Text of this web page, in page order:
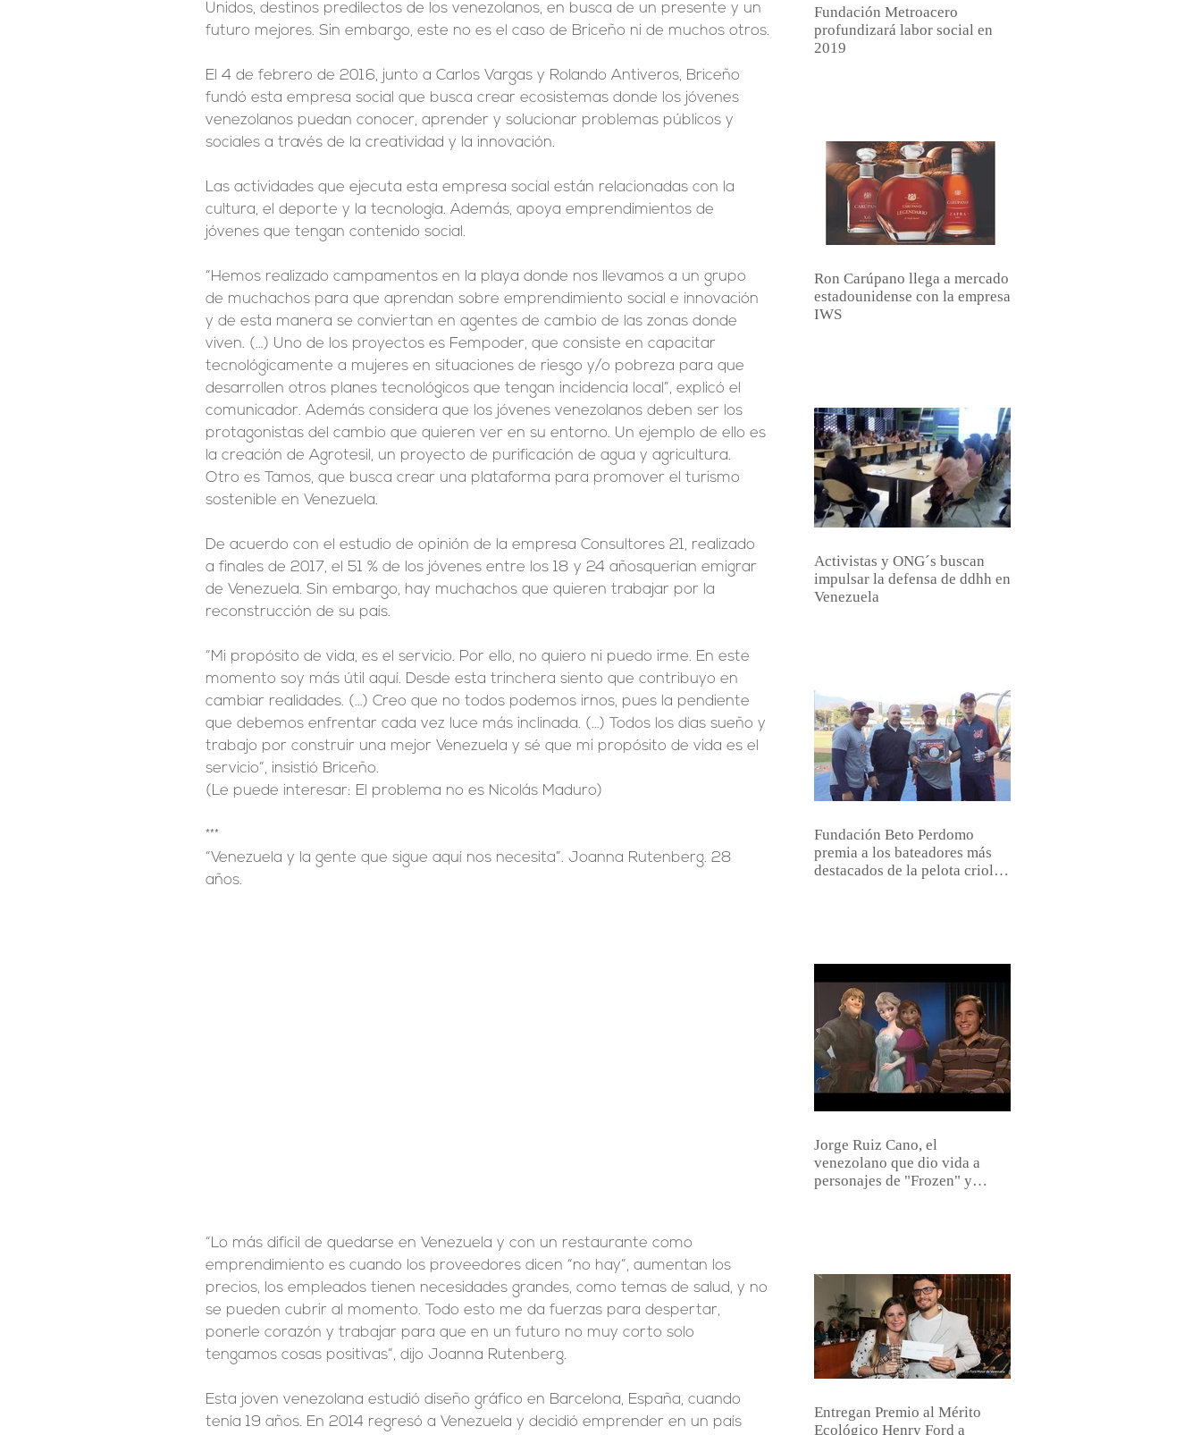
Unidos, destinos predilectos de los venezolanos, en busca de un presente y un
futuro mejores. Sin embargo, este no es el caso de Briceño ni de muchos otros.
El 4 de febrero de 2016, junto a Carlos Vargas y Rolando Antiveros, Briceño
fundó esta empresa social que busca crear ecosistemas donde los jóvenes
venezolanos puedan conocer, aprender y solucionar problemas públicos y
sociales a través de la creatividad y la innovación.
Las actividades que ejecuta esta empresa social están relacionadas con la
cultura, el deporte y la tecnología. Además, apoya emprendimientos de
jóvenes que tengan contenido social.
“Hemos realizado campamentos en la playa donde nos llevamos a un grupo
de muchachos para que aprendan sobre emprendimiento social e innovación
y de esta manera se conviertan en agentes de cambio de las zonas donde
viven. (…) Uno de los proyectos es Fempoder, que consiste en capacitar
tecnológicamente a mujeres en situaciones de riesgo y/o pobreza para que
desarrollen otros planes tecnológicos que tengan incidencia local”, explicó el
comunicador. Además considera que los jóvenes venezolanos deben ser los
protagonistas del cambio que quieren ver en su entorno. Un ejemplo de ello es
la creación de Agrotesil, un proyecto de purificación de agua y agricultura.
Otro es Tamos, que busca crear una plataforma para promover el turismo
sostenible en Venezuela.
De acuerdo con el estudio de opinión de la empresa Consultores 21, realizado
a finales de 2017, el 51 % de los jóvenes entre los 18 y 24 añosquerían emigrar
de Venezuela. Sin embargo, hay muchachos que quieren trabajar por la
reconstrucción de su país.
“Mi propósito de vida, es el servicio. Por ello, no quiero ni puedo irme. En este
momento soy más útil aquí. Desde esta trinchera siento que contribuyo en
cambiar realidades. (…) Creo que no todos podemos irnos, pues la pendiente
que debemos enfrentar cada vez luce más inclinada. (…) Todos los días sueño y
trabajo por construir una mejor Venezuela y sé que mi propósito de vida es el
servicio”, insistió Briceño.
(Le puede interesar: El problema no es Nicolás Maduro)
***
“Venezuela y la gente que sigue aquí nos necesita”. Joanna Rutenberg. 28
años.
“Lo más difícil de quedarse en Venezuela y con un restaurante como
emprendimiento es cuando los proveedores dicen “no hay”, aumentan los
precios, los empleados tienen necesidades grandes, como temas de salud, y no
se pueden cubrir al momento. Todo esto me da fuerzas para despertar,
ponerle corazón y trabajar para que en un futuro no muy corto solo
tengamos cosas positivas”, dijo Joanna Rutenberg.
Esta joven venezolana estudió diseño gráfico en Barcelona, España, cuando
tenía 19 años. En 2014 regresó a Venezuela y decidió emprender en un país
Fundación Metroacero
profundizará labor social en
2019
Ron Carúpano llega a mercado
estadounidense con la empresa
IWS
Activistas y ONG´s buscan
impulsar la defensa de ddhh en
Venezuela
Fundación Beto Perdomo
premia a los bateadores más
destacados de la pelota criolla
Jorge Ruiz Cano, el
venezolano que dio vida a
personajes de "Frozen" y
Entregan Premio al Mérito
Ecológico Henry Ford a